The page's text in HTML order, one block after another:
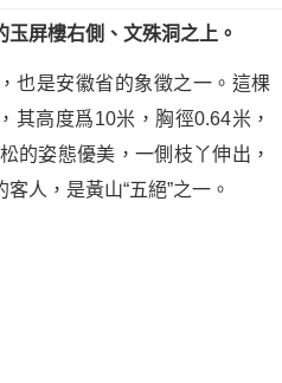
屏樓右側、文殊洞之上。
也是安徽省的象徵之一。這棵
其高度爲10米，胸徑0.64米，
的姿態優美，一側枝丫伸出，
人，是黃山“五絕”之一。